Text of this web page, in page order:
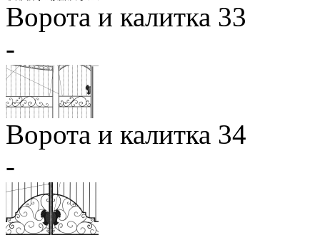
Ворота и калитка 33
-
Ворота и калитка 34
-